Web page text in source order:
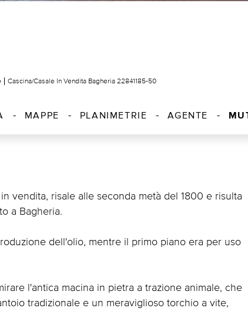
Cascina/Casale In Vendita Bagheria 22841185-50
MAPPE PLANIMETRIE AGENTE
vendita, risale alle seconda metà del 1800 e risulta
a Bagheria.
dell'olio, mentre il primo piano era per uso
l'antica macina in pietra a trazione animale, che
tradizionale e un meraviglioso torchio a vite,